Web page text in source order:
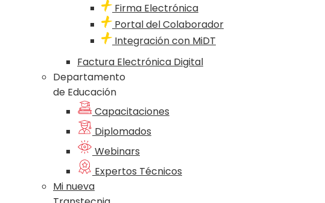
Firma Electrónica
Portal del Colaborador
Integración con MiDT
Factura Electrónica Digital
Departamento
de Educación
Capacitaciones
Diplomados
Webinars
Expertos Técnicos
Mi nueva